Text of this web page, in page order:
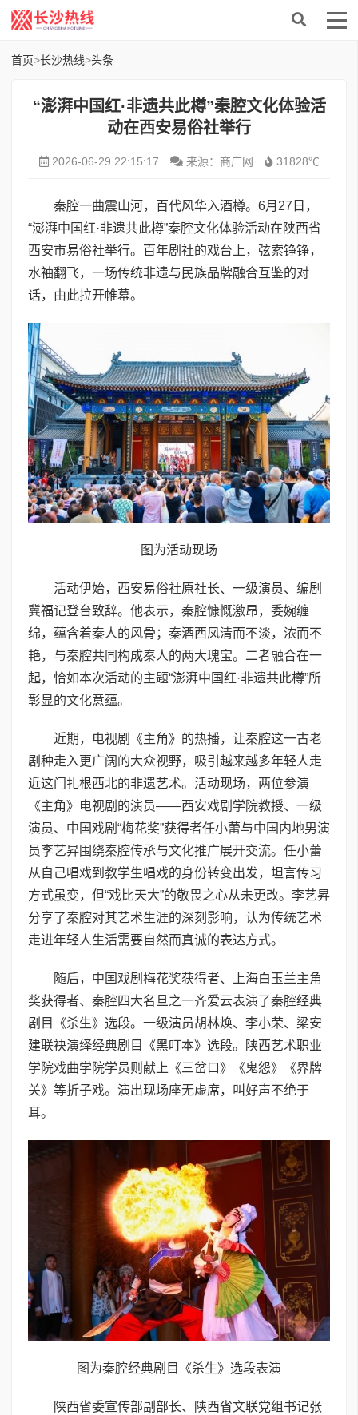
首页>长沙热线>头条
“澎湃中国红·非遗共此樽”秦腔文化体验活
动在西安易俗社举行
2026-06-29 22:15:17 来源：商广网 31828℃
秦腔一曲震山河，百代风华入酒樽。6月27日，
“澎湃中国红·非遗共此樽”秦腔文化体验活动在陕西省
西安市易俗社举行。百年剧社的戏台上，弦索铮铮，
水袖翻飞，一场传统非遗与民族品牌融合互鉴的对
话，由此拉开帷幕。
图为活动现场
活动伊始，西安易俗社原社长、一级演员、编剧
冀福记登台致辞。他表示，秦腔慷慨激昂，委婉缠
绵，蕴含着秦人的风骨；秦酒西凤清而不淡，浓而不
艳，与秦腔共同构成秦人的两大瑰宝。二者融合在一
起，恰如本次活动的主题“澎湃中国红·非遗共此樽”所
彰显的文化意蕴。
近期，电视剧《主角》的热播，让秦腔这一古老
剧种走入更广阔的大众视野，吸引越来越多年轻人走
近这门扎根西北的非遗艺术。活动现场，两位参演
《主角》电视剧的演员——西安戏剧学院教授、一级
演员、中国戏剧“梅花奖”获得者任小蕾与中国内地男演
员李艺昇围绕秦腔传承与文化推广展开交流。任小蕾
从自己唱戏到教学生唱戏的身份转变出发，坦言传习
方式虽变，但“戏比天大”的敬畏之心从未更改。李艺昇
分享了秦腔对其艺术生涯的深刻影响，认为传统艺术
走进年轻人生活需要自然而真诚的表达方式。
随后，中国戏剧梅花奖获得者、上海白玉兰主角
奖获得者、秦腔四大名旦之一齐爱云表演了秦腔经典
剧目《杀生》选段。一级演员胡林焕、李小荣、梁安
建联袂演绎经典剧目《黑叮本》选段。陕西艺术职业
学院戏曲学院学员则献上《三岔口》《鬼怨》《界牌
关》等折子戏。演出现场座无虚席，叫好声不绝于
耳。
图为秦腔经典剧目《杀生》选段表演
陕西省委宣传部副部长、陕西省文联党组书记张